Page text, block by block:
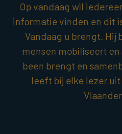
Op vandaag wil
informatie vinden en dit
Vandaag u brengt. Hij
mensen mobiliseert
been brengt en
leeft bij elke lezer uit